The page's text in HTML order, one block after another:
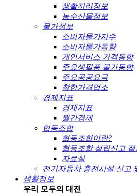
생활지리정보
농수산물정보
물가정보
소비자물가지수
소비자물가동향
개인서비스 가격동향
주요생필품 물가동향
주요공공요금
착한가격업소
경제지표
경제지표
월간경제
협동조합
협동조합이란?
협동조합 설립신고 절
자료실
전기자동차 충전시설 신고
생활정보
우리 모두의 대전